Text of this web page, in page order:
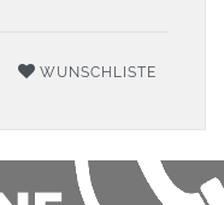
WUNSCHLISTE